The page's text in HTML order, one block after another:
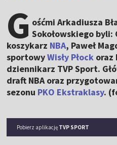
G ośćmi Arkadiusza
Sokołowskiego byli:
koszykarz NBA, Paweł
sportowyWisły Płock oraz
dziennikarz TVP Sport.
draft NBA oraz
sezonu PKO Ekstraklasy.
Pobierz aplikację TVP SPORT